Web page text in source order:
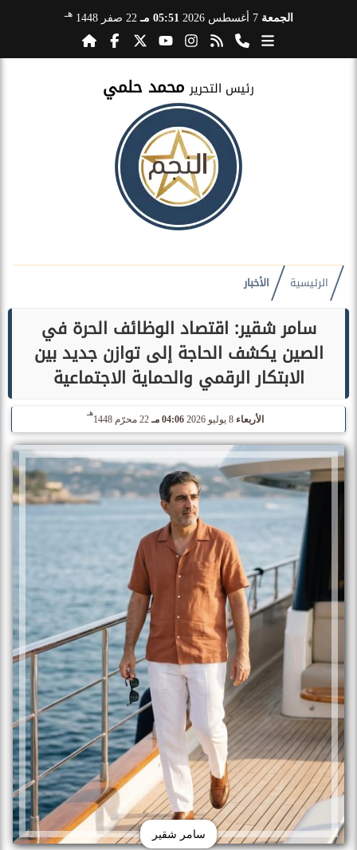
الجمعة 7 أغسطس 2026 05:51 مـ 22 صفر 1448 هـ
رئيس التحرير محمد حلمي
الرئيسية الأخبار
سامر شقير: اقتصاد الوظائف الحرة في
الصين يكشف الحاجة إلى توازن جديد بين
الابتكار الرقمي والحماية الاجتماعية
الأربعاء 04:06 مـ 22 محرّم 1448
هـ
سامر شقير